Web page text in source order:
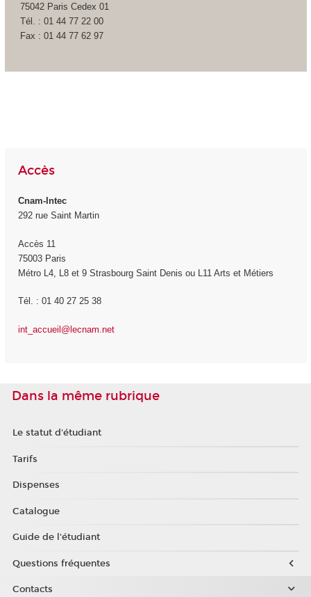
75042 Paris Cedex 01
Tél. : 01 44 77 22 00
Fax : 01 44 77 62 97
Accès
Cnam-Intec
292 rue Saint Martin
Accès 11
75003 Paris
Métro L4, L8 et 9 Strasbourg Saint Denis ou L11 Arts et Métiers
Tél. : 01 40 27 25 38
int_accueil@lecnam.net
Dans la même rubrique
Le statut d'étudiant
Tarifs
Dispenses
Catalogue
Guide de l'étudiant
Questions fréquentes
Contacts